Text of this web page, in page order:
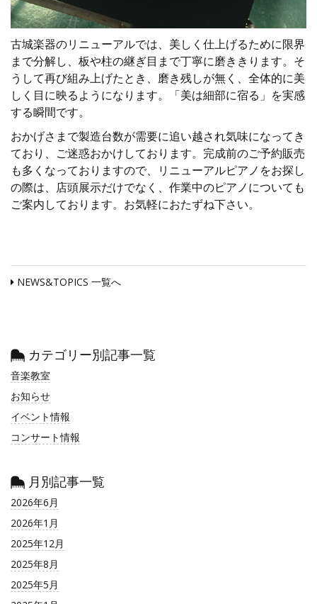
古城楽器のリニューアルでは、美しく仕上げるために限界
まで分解し、板や柱の継ぎ目まで丁寧に磨ききります。そ
うして再び組み上げたとき、磨き残しが無く、全体的に美
しく目に映るようになります。「美は細部に宿る」を実感
する瞬間です。
おかげさまで製造台数が需要に追い越され気味になってき
ており、ご迷惑おかけしております。完成前のご予約販売
も多くなっておりますので、リニューアルピアノをお探し
の際は、店頭展示だけでなく、作業中のピアノについても
ご案内しております。お気軽におたずね下さい。
NEWS&TOPICS 一覧へ
カテゴリー別記事一覧
音楽教室
お知らせ
イベント情報
コンサート情報
月別記事一覧
2026年6月
2026年1月
2025年12月
2025年8月
2025年5月